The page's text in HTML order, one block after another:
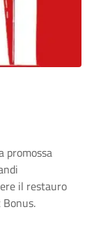
promossa
il restauro